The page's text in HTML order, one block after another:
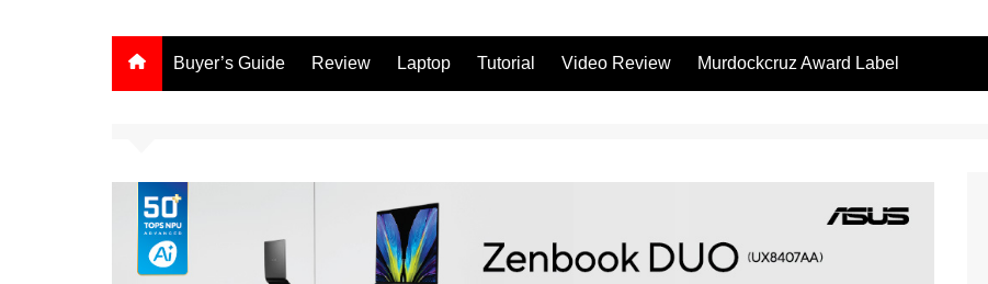
Buyer’s Guide Review Laptop Tutorial Video Review Murdockcruz Award Label